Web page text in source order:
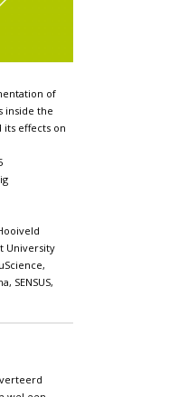
of
inside the
its effects on
University
SENSUS,